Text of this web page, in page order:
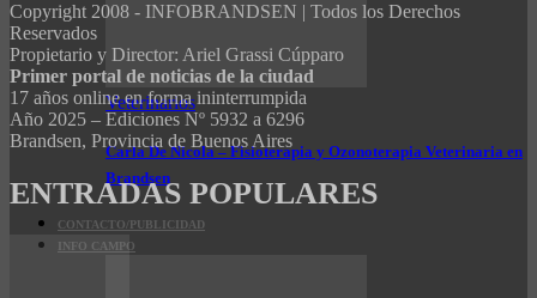
Veterinarios
Carla De Nicola – Fisioterapia y Ozonoterapia Veterinaria en
Brandsen
CONTACTO/PUBLICIDAD
INFO CAMPO
Copyright 2008 - INFOBRANDSEN | Todos los Derechos
Reservados
Propietario y Director: Ariel Grassi Cúpparo
Primer portal de noticias de la ciudad
17 años online en forma ininterrumpida
Año 2025 – Ediciones Nº 5932 a 6296
Brandsen, Provincia de Buenos Aires
ENTRADAS POPULARES